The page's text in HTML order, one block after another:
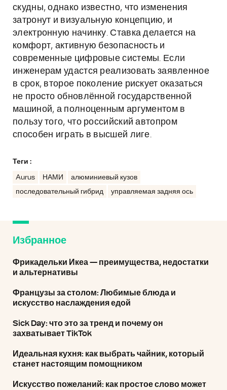
скудны, однако известно, что изменения
затронут и визуальную концепцию, и
электронную начинку. Ставка делается на
комфорт, активную безопасность и
современные цифровые системы. Если
инженерам удастся реализовать заявленное
в срок, второе поколение рискует оказаться
не просто обновлённой государственной
машиной, а полноценным аргументом в
пользу того, что российский автопром
способен играть в высшей лиге.
Теги :
Aurus НАМИ
алюминиевый кузов
последовательный гибрид
управляемая задняя ось
Избранное
Фрикадельки Икеа — преимущества, недостатки
и альтернативы
Французы за столом: Любимые блюда и
искусство наслаждения едой
Sick Day: что это за тренд и почему он
захватывает TikTok
Идеальная кухня: как выбрать чайник, который
станет настоящим помощником
Искусство пожеланий: как простое слово может